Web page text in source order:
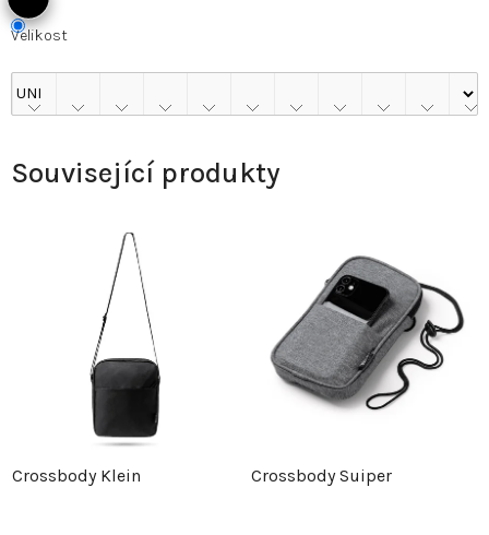
Velikost
Související produkty
Crossbody Klein Crossbody Suiper